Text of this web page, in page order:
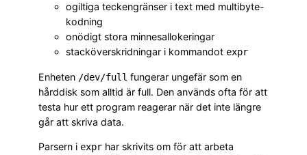
ogiltiga teckengränser i text med multibyte-
kodning
onödigt stora minnesallokeringar
stacköverskridningar i kommandot expr
Enheten /dev/full fungerar ungefär som en
hårddisk som alltid är full. Den används ofta för att
testa hur ett program reagerar när det inte längre
går att skriva data.
Parsern i expr har skrivits om för att arbeta